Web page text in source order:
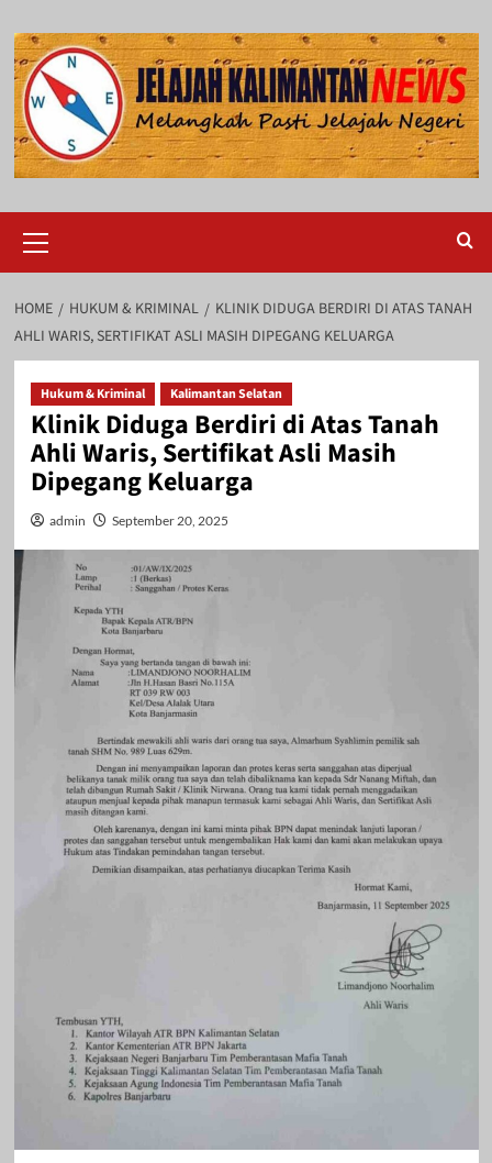
to
content
Menu
HOME HUKUM & KRIMINAL
KLINIK DIDUGA BERDIRI DI ATAS TANAH
AHLI WARIS, SERTIFIKAT ASLI MASIH DIPEGANG KELUARGA
Hukum & Kriminal Kalimantan Selatan
Klinik Diduga Berdiri di Atas Tanah
Ahli Waris, Sertifikat Asli Masih
Dipegang Keluarga
admin September 20, 2025